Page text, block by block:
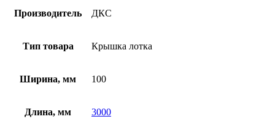
Производитель ДКС
Тип товара Крышка лотка
Ширина, мм 100
Длина, мм 3000